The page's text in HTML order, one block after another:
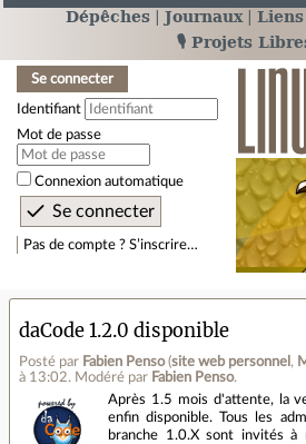
Dépêches Journaux Liens
🎙️ Projets
Se connecter
Identifiant
Mot de passe
Connexion automatique
Pas de compte ? S’inscrire…
daCode 1.2.0 disponible
Posté par Fabien Penso(site web personnel ,
à 13:02. Modéré par Fabien Penso.
Après 1.5 mois d'attente, la
enfin disponible. Tous les
branche 1.0.X sont invités